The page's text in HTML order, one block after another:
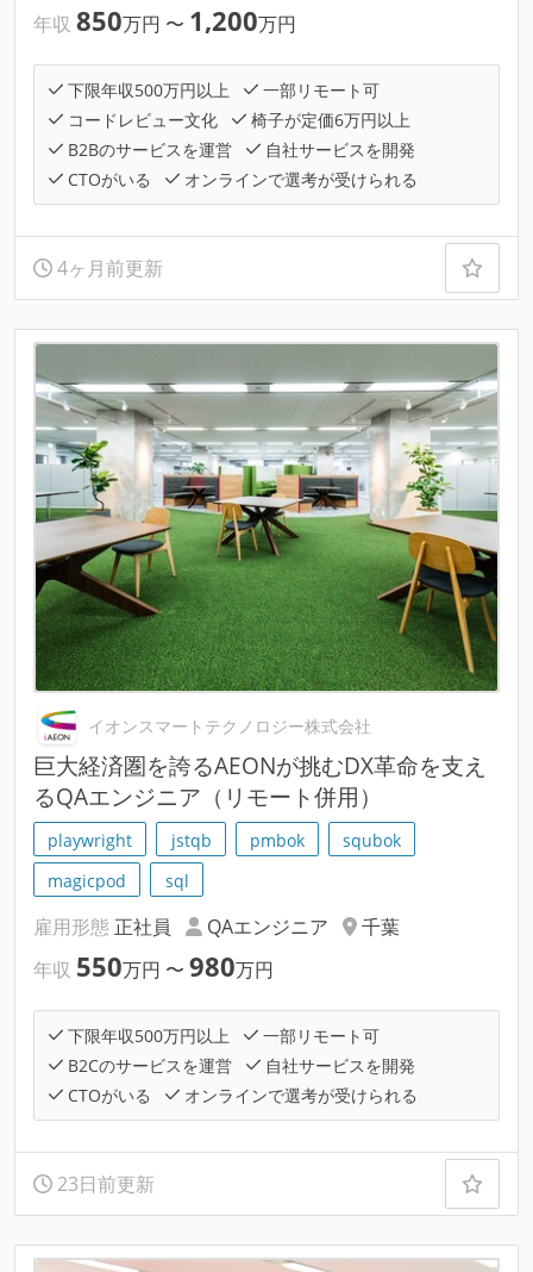
年収 850万円 〜 1,200万円
下限年収500万円以上
一部リモート可
コードレビュー文化
椅子が定価6万円以上
B2Bのサービスを運営
自社サービスを開発
CTOがいる
オンラインで選考が受けられる
4ヶ月前更新
イオンスマートテクノロジー株式会社
巨大経済圏を誇るAEONが挑むDX革命を支え
るQAエンジニア（リモート併用）
playwright jstqb pmbok
squbok
magicpod
sql
雇用形態 正社員 QAエンジニア
千葉
年収 550万円 〜 980万円
下限年収500万円以上
一部リモート可
B2Cのサービスを運営
自社サービスを開発
CTOがいる
オンラインで選考が受けられる
23日前更新